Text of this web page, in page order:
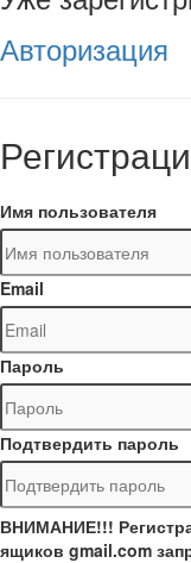
Авторизация
Имя пользователя
Email
Пароль
Подтвердить пароль
ВНИМАНИЕ!!!
ящиков gmail.com